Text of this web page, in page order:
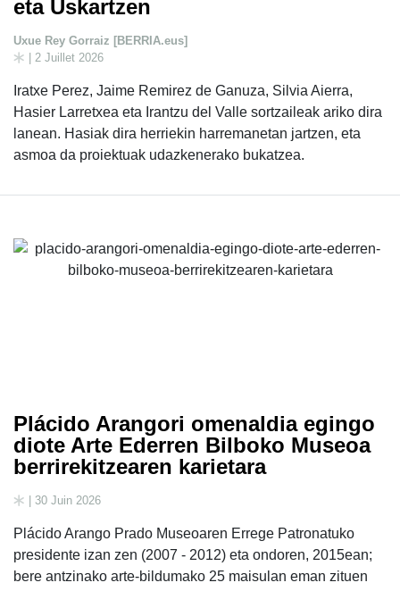
eta Uskartzen
Uxue Rey Gorraiz [BERRIA.eus]
| 2 Juillet 2026
Iratxe Perez, Jaime Remirez de Ganuza, Silvia Aierra,
Hasier Larretxea eta Irantzu del Valle sortzaileak ariko dira
lanean. Hasiak dira herriekin harremanetan jartzen, eta
asmoa da proiektuak udazkenerako bukatzea.
Plácido Arangori omenaldia egingo
diote Arte Ederren Bilboko Museoa
berrirekitzearen karietara
| 30 Juin 2026
Plácido Arango Prado Museoaren Errege Patronatuko
presidente izan zen (2007 - 2012) eta ondoren, 2015ean;
bere antzinako arte-bildumako 25 maisulan eman zituen